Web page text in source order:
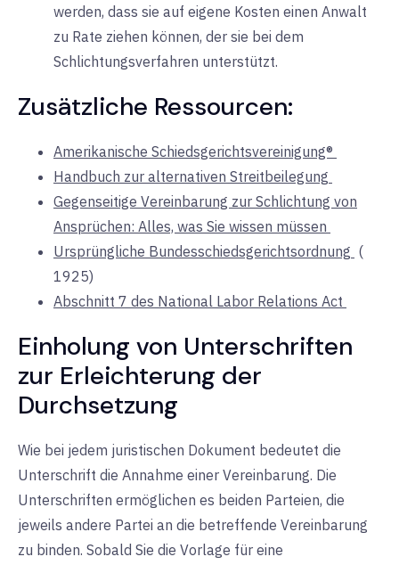
werden, dass sie auf eigene Kosten einen Anwalt
zu Rate ziehen können, der sie bei dem
Schlichtungsverfahren unterstützt.
Zusätzliche Ressourcen:
Amerikanische Schiedsgerichtsvereinigung®
Handbuch zur alternativen Streitbeilegung
Gegenseitige Vereinbarung zur Schlichtung von
Ansprüchen: Alles, was Sie wissen müssen
Ursprüngliche Bundesschiedsgerichtsordnung (
1925)
Abschnitt 7 des National Labor Relations Act
Einholung von Unterschriften
zur Erleichterung der
Durchsetzung
Wie bei jedem juristischen Dokument bedeutet die
Unterschrift die Annahme einer Vereinbarung. Die
Unterschriften ermöglichen es beiden Parteien, die
jeweils andere Partei an die betreffende Vereinbarung
zu binden. Sobald Sie die Vorlage für eine